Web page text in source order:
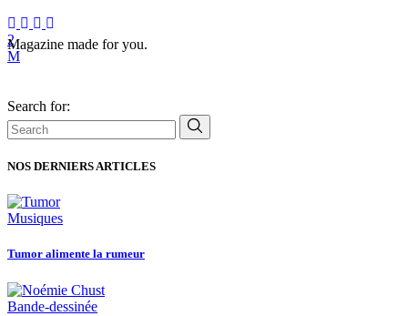
Magazine made for you.
Search for:
NOS DERNIERS ARTICLES
Musiques
Tumor alimente la rumeur
Bande-dessinée